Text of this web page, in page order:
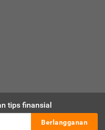
tips finansial
Berlangganan